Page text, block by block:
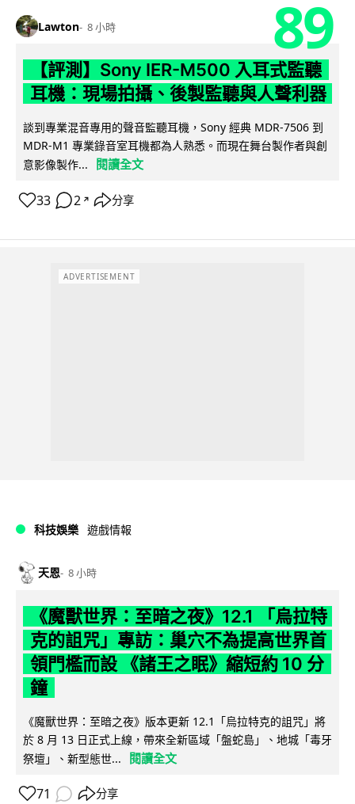
Lawton 8 小時 89
【評測】Sony IER-M500 入耳式監聽
耳機：現場拍攝、後製監聽與人聲利器
談到專業混音專用的聲音監聽耳機，Sony 經典 MDR-7506 到
MDR-M1 專業錄音室耳機都為人熟悉。而現在舞台製作者與創
意影像製作...
閱讀全文
33 2 ↗ 分享
ADVERTISEMENT
科技娛樂 遊戲情報
天恩 8 小時
《魔獸世界：至暗之夜》12.1 「烏拉特
克的詛咒」專訪：巢穴不為提高世界首
領門檻而設 《諸王之眠》縮短約 10 分
鐘
《魔獸世界：至暗之夜》版本更新 12.1「烏拉特克的詛咒」將
於 8 月 13 日正式上線，帶來全新區域「盤蛇島」、地城「毒牙
祭壇」、新型態世...
閱讀全文
71 分享